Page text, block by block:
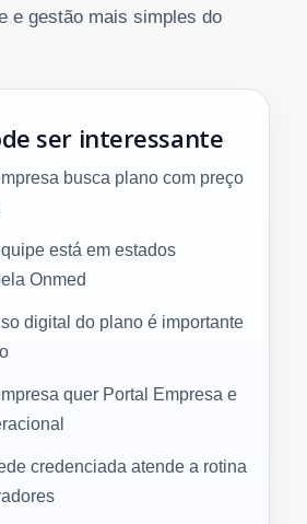
e gestão mais simples do
ser interessante
busca plano com preço
está em estados
Onmed
digital do plano é importante
quer Portal Empresa e
credenciada atende a rotina